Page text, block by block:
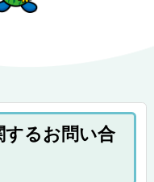
するお問い合